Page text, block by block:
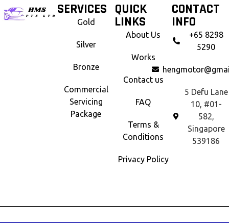
SERVICES
Gold
Silver
Bronze
Commercial
Servicing
Package
QUICK
LINKS
About Us
Works
Contact us
FAQ
Terms &
Conditions
Privacy Policy
CONTACT
INFO
+65 8298
5290
5 Defu Lane
10, #01-
582,
Singapore
539186